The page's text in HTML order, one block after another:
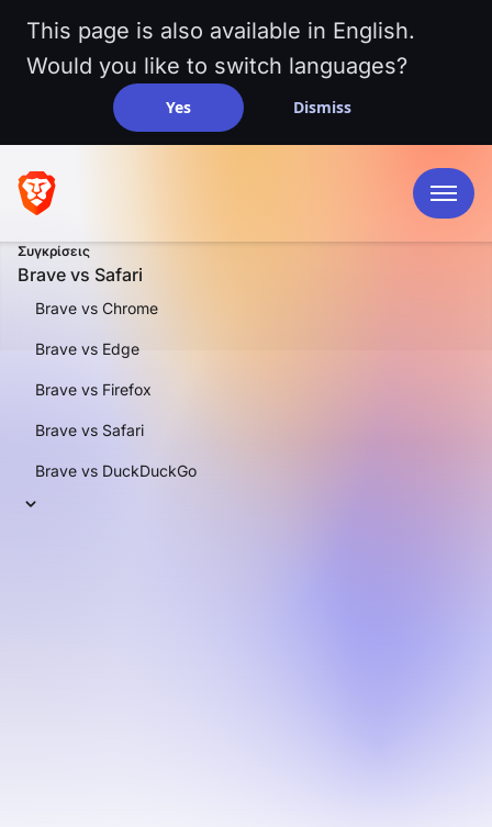
This page is also available in English.
Would you like to switch languages?
Yes Dismiss
Συγκρίσεις
Brave vs Safari
Brave vs Chrome
Brave vs Edge
Brave vs Firefox
Brave vs Safari
Brave vs DuckDuckGo
ΜΙΑ ΣΎΓΚΡΙΣΗ ΔΊΠΛΑ-ΔΊΠΛΑ
Brave vs Safari